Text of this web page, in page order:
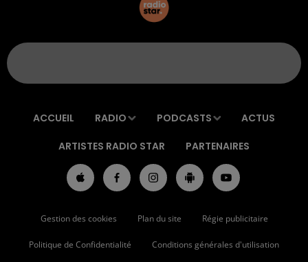
ACCUEIL RADIO PODCASTS ACTUS
ARTISTES RADIO STAR PARTENAIRES
Gestion des cookies Plan du site Régie publicitaire
Politique de Confidentialité Conditions générales d'utilisation